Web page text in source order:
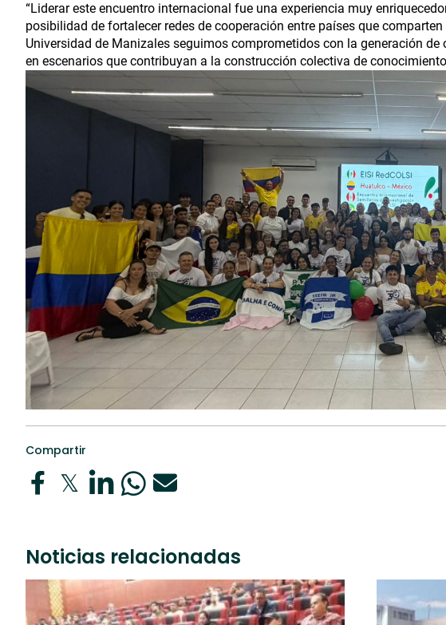
“Liderar este encuentro internacional fue una experiencia muy
posibilidad de fortalecer redes de cooperación entre países que
Universidad de Manizales seguimos comprometidos con la generación
en escenarios que contribuyan a la construcción colectiva de
Compartir
Noticias relacionadas